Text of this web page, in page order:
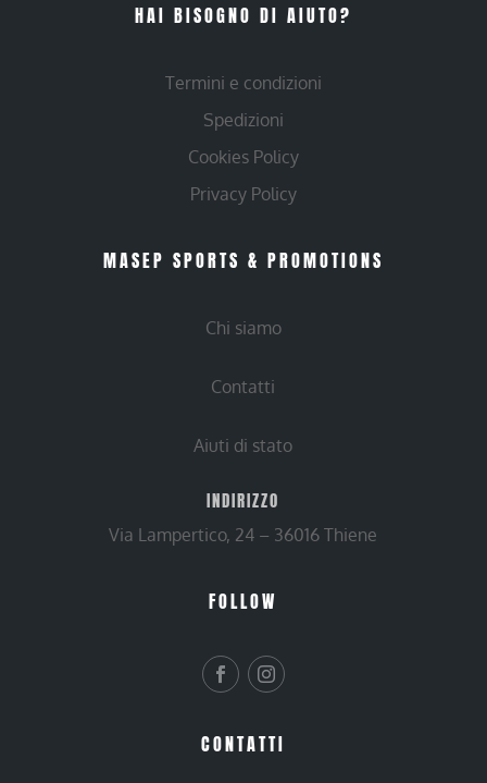
HAI BISOGNO DI AIUTO?
Termini e condizioni
Spedizioni
Cookies Policy
Privacy Policy
MASEP SPORTS & PROMOTIONS
Chi siamo
Contatti
Aiuti di stato
INDIRIZZO
Via Lampertico, 24 – 36016 Thiene
FOLLOW
CONTATTI